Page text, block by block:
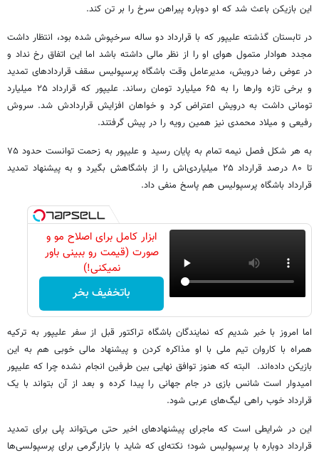
این بازیکن باعث شد که او دوباره پیراهن سرخ را بر تن کند.
در تابستان گذشته علیپور که با قرارداد دو ساله سرخپوش شده بود، انتظار داشت
مجدد هوادار متمول هوای او را از نظر مالی داشته باشد اما این اتفاق رخ نداد و
در عوض رضا درویش، مدیرعامل وقت باشگاه پرسپولیس سقف قراردادهای تمدید
و برخی تازه وارها را به ۶۵ میلیارد تومان رساند. علیپور که قرارداد ۲۵ میلیارد
تومانی داشت به درویش اعتراض کرد و خواهان افزایش قراردادش شد. سروش
رفیعی و میلاد محمدی نیز همین رویه را در پیش گرفتند.
به هر شکل فصل نیمه تمام به پایان رسید و علیپور به زحمت توانست حدود ۷۵
تا ۸۰ درصد قرارداد ۲۵ میلیاردی‌اش را از باشگاهش بگیرد و به پیشنهاد تمدید
قرارداد باشگاه پرسپولیس هم پاسخ منفی داد.
ابزار کامل برای اصلاح مو و
صورت (قیمت رو ببینی باور
نمیکنی!)
باتخفیف بخر
اما امروز با خبر شدیم که نمایندگان باشگاه تراکتور قبل از سفر علیپور به ترکیه
همراه با کاروان تیم ملی با او مذاکره کردن و پیشنهاد مالی خوبی هم به این
بازیکن داده‌اند. البته که هنوز توافق نهایی بین طرفین انجام نشده چرا که علیپور
امیدوار است شانس بازی در جام جهانی را پیدا کرده و بعد از آن بتواند با یک
قرارداد خوب راهی لیگ‌های عربی شود.
این در شرایطی است که ماجرای پیشنهادهای اخیر حتی می‌تواند پلی برای تمدید
قرارداد دوباره با پرسپولیس شود؛ نکته‌ای که شاید با بازارگرمی برای پرسپولسی‌ها